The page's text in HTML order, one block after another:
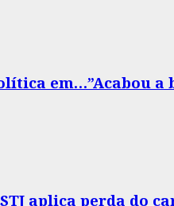
em…”Acabou
aplica perda do